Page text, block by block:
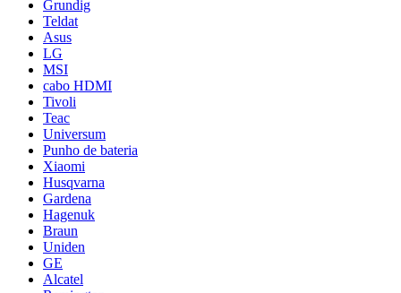
Grundig
Teldat
Asus
LG
MSI
cabo HDMI
Tivoli
Teac
Universum
Punho de bateria
Xiaomi
Husqvarna
Gardena
Hagenuk
Braun
Uniden
GE
Alcatel